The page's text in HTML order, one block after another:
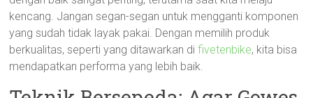
kencang. Jangan segan-segan untuk mengganti komponen
yang sudah tidak layak pakai. Dengan memilih produk
berkualitas, seperti yang ditawarkan difivetenbike, kita bisa
mendapatkan performa yang lebih baik.